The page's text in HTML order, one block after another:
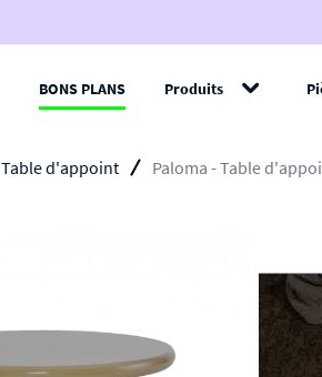
BONS PLANS Produits
Table d'appoint Paloma - Table